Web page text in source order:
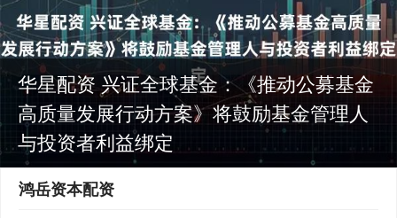
华星配资 兴证全球基金：《推动公募基金
高质量发展行动方案》将鼓励基金管理人
与投资者利益绑定
鸿岳资本配资